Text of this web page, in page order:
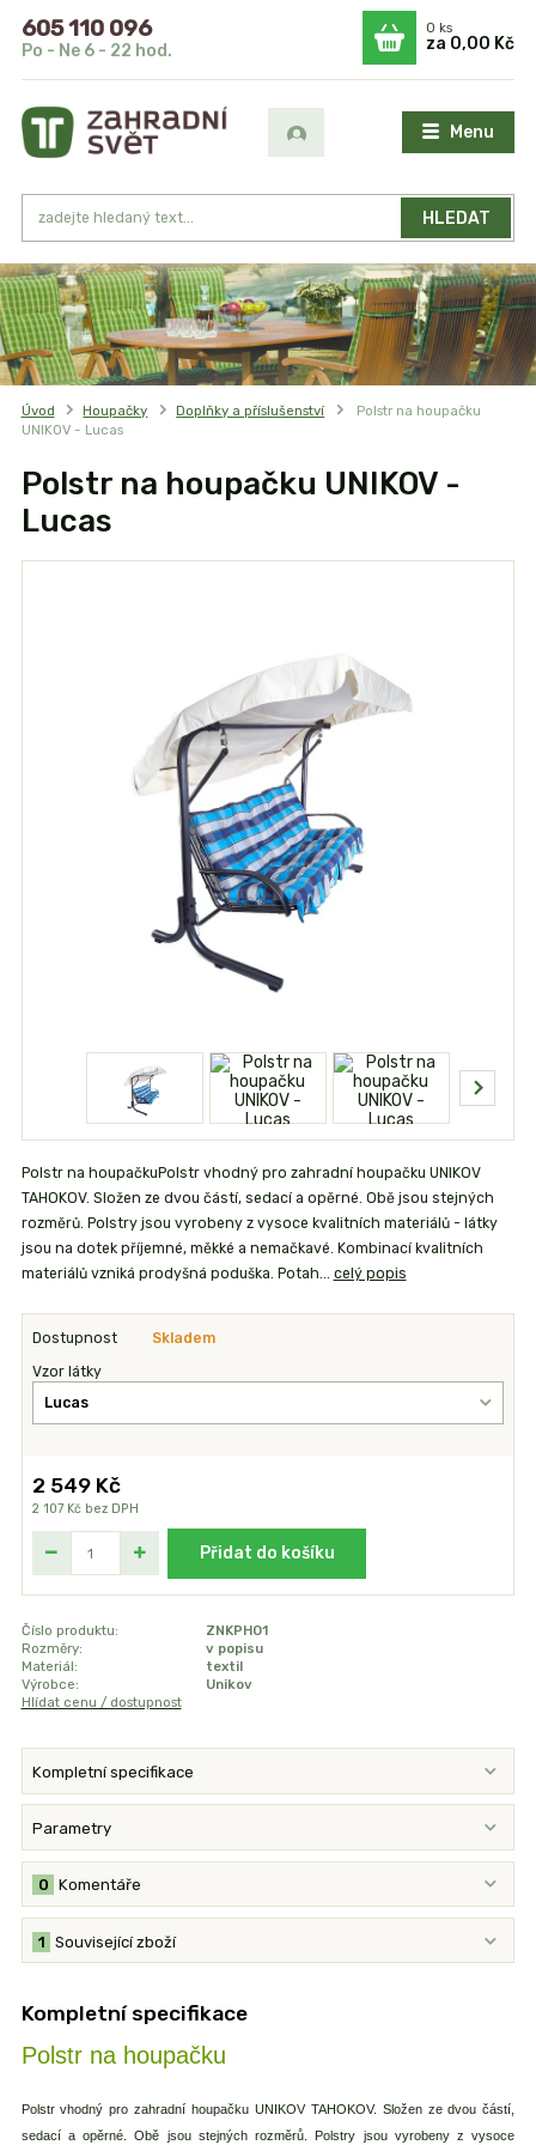
Menu
HLEDAT
605 110 096
Po - Ne 6 - 22 hod.
0ks
za 0,00 Kč
Úvod Houpačky Doplňky a příslušenství
Polstr na houpačku
UNIKOV - Lucas
Polstr na houpačku UNIKOV -
Lucas
Polstr na houpačkuPolstr vhodný pro zahradní houpačku UNIKOV
TAHOKOV. Složen ze dvou částí, sedací a opěrné. Obě jsou stejných
rozměrů. Polstry jsou vyrobeny z vysoce kvalitních materiálů - látky
jsou na dotek příjemné, měkké a nemačkavé. Kombinací kvalitních
materiálů vzniká prodyšná poduška. Potah... celý popis
Dostupnost Skladem
Vzor látky
2 549 Kč
2 107 Kč bez DPH
Přidat do košíku
Číslo produktu:
ZNKPHO1
Rozměry:
v popisu
Materiál:
textil
Výrobce:
Unikov
Hlídat cenu / dostupnost
Kompletní specifikace
Parametry
Komentáře
0
Související zboží
1
Kompletní specifikace
Polstr na houpačku
Polstr vhodný pro zahradní houpačku UNIKOV TAHOKOV. Složen ze dvou částí,
sedací a opěrné. Obě jsou stejných rozměrů. Polstry jsou vyrobeny z vysoce